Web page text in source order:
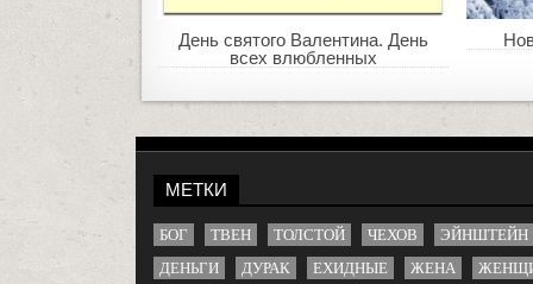
День святого Валентина. День
всех влюбленных
БОГ ТВЕН ТОЛСТОЙ ЧЕХОВ
ЭЙНШТЕЙН
ДЕНЬГИ
ДУРАК ЕХИДНЫЕ ЖЕНА
МАМА
МЕЧТА МОЗГ МОТИВАТОРЫ